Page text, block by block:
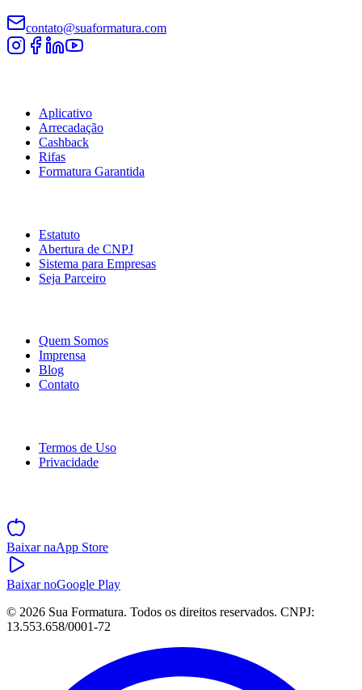
contato@suaformatura.com
Aplicativo
Arrecadação
Cashback
Rifas
Formatura Garantida
Estatuto
Abertura de CNPJ
Sistema para Empresas
Seja Parceiro
Quem Somos
Imprensa
Blog
Contato
Termos de Uso
Privacidade
Baixar naApp Store
Baixar noGoogle Play
© 2026 Sua Formatura. Todos os direitos reservados. CNPJ:
13.553.658/0001-72